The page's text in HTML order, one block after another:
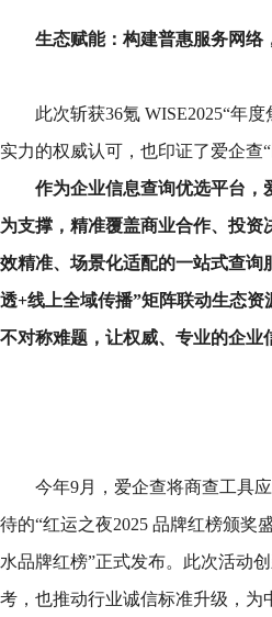
生态赋能：构建普惠服务网络
此次斩获36氪 WISE2025“年
实力的权威认可，也印证了爱企查
作为企业信息查询优选平台，
为支撑，精准覆盖商业合作、投
效精准、场景化适配的一站式查
透+线上全域传播”矩阵联动生态资
不对称难题，让权威、专业的企业
今年9月，爱企查将商查工具
待的“红运之夜2025 品牌红榜颁奖
水品牌红榜”正式发布。此次活动
考，也推动行业诚信标准升级，